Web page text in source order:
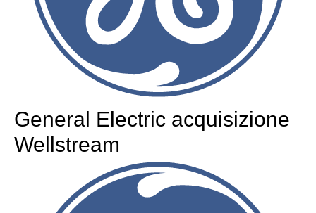
General Electric acquisizione
Wellstream